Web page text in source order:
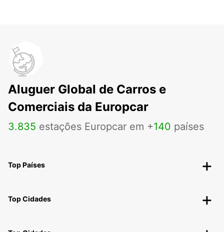
Aluguer Global de Carros e
Comerciais da Europcar
3.835 estações Europcar em +140 países
Top Países
Top Cidades